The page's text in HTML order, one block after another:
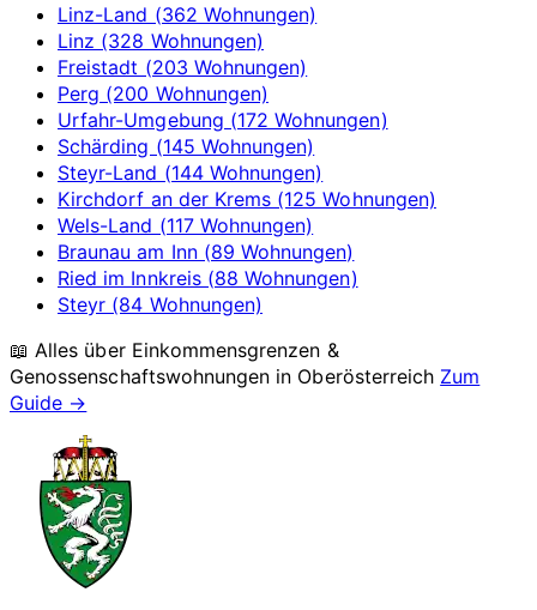
Linz-Land (362 Wohnungen)
Linz (328 Wohnungen)
Freistadt (203 Wohnungen)
Perg (200 Wohnungen)
Urfahr-Umgebung (172 Wohnungen)
Schärding (145 Wohnungen)
Steyr-Land (144 Wohnungen)
Kirchdorf an der Krems (125 Wohnungen)
Wels-Land (117 Wohnungen)
Braunau am Inn (89 Wohnungen)
Ried im Innkreis (88 Wohnungen)
Steyr (84 Wohnungen)
📖 Alles über Einkommensgrenzen &
Genossenschaftswohnungen in Oberösterreich Zum
Guide →